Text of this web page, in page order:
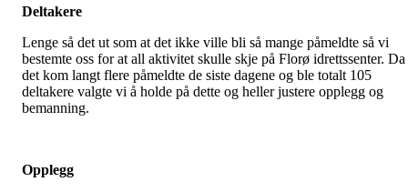
Deltakere
Lenge så det ut som at det ikke ville bli så mange påmeldte så vi
bestemte oss for at all aktivitet skulle skje på Florø idrettssenter. Da
det kom langt flere påmeldte de siste dagene og ble totalt 105
deltakere valgte vi å holde på dette og heller justere opplegg og
bemanning.
Opplegg